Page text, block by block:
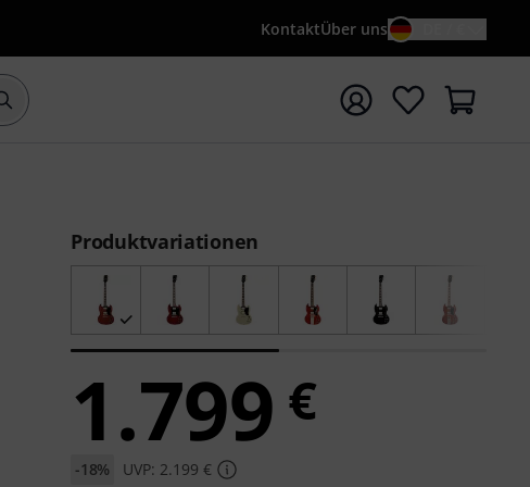
KontaktÜber uns
Suche mit Suchwort {searchTerm} starten
Produktvariationen
1.799 €
-18% UVP: 2.199 €